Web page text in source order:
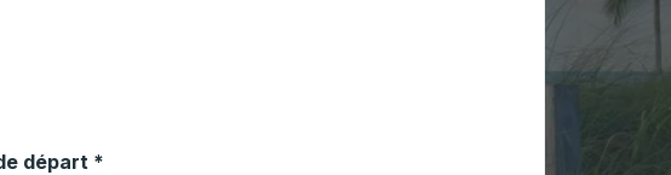
départ *
la date au format date Barre oblique du mois à 2 chiffres Barre